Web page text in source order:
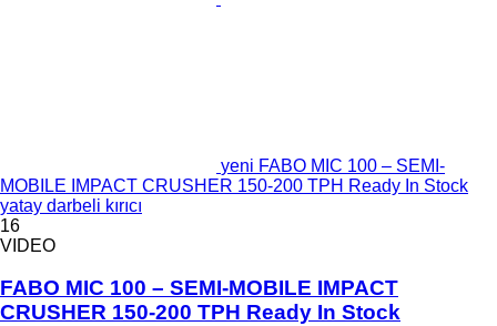
yeni FABO MIC 100 – SEMI-
MOBILE IMPACT CRUSHER 150-200 TPH Ready In Stock
yatay darbeli kırıcı
16
VIDEO
FABO MIC 100 – SEMI-MOBILE IMPACT
CRUSHER 150-200 TPH Ready In Stock